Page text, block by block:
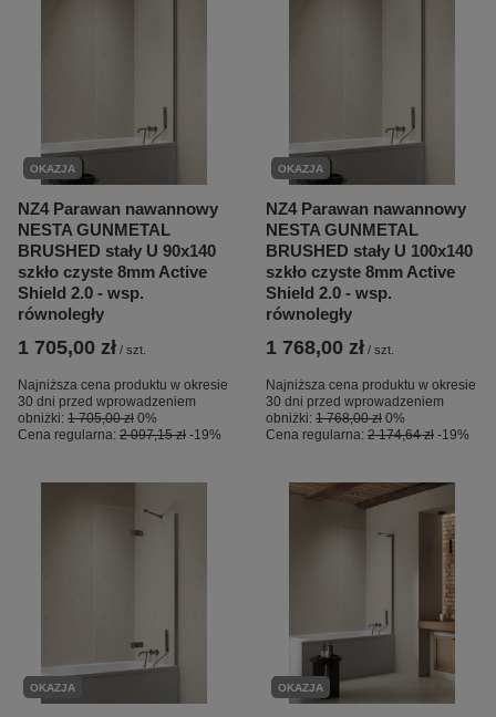
OKAZJA
NZ4 Parawan nawannowy
NESTA GUNMETAL
BRUSHED stały U 90x140
szkło czyste 8mm Active
Shield 2.0 - wsp.
równoległy
1 705,00 zł / szt.
Najniższa cena produktu w okresie
30 dni przed wprowadzeniem
obniżki: 1 705,00 zł 0%
Cena regularna: 2 097,15 zł -19%
OKAZJA
NZ4 Parawan nawannowy
NESTA GUNMETAL
BRUSHED stały U 100x140
szkło czyste 8mm Active
Shield 2.0 - wsp.
równoległy
1 768,00 zł / szt.
Najniższa cena produktu w okresie
30 dni przed wprowadzeniem
obniżki: 1 768,00 zł 0%
Cena regularna: 2 174,64 zł -19%
OKAZJA OKAZJA